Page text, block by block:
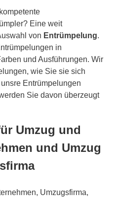
Eine weit
von Entrümpelung.
in
und Ausführungen. Wir
wie Sie sie sich
Entrümpelungen
Sie davon überzeugt
Umzug und
und Umzug
Umzugsfirma,